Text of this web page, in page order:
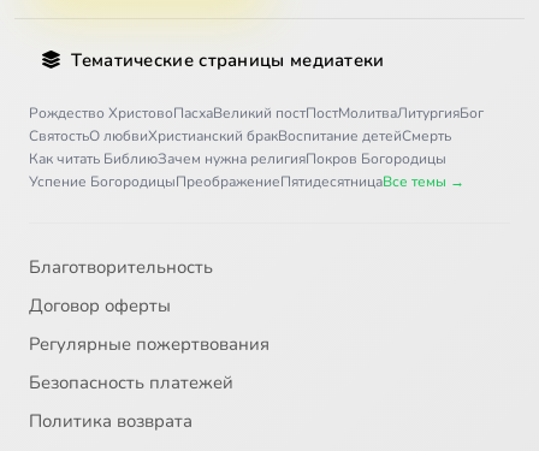
Тематические страницы медиатеки
Рождество ХристовоПасхаВеликий постПостМолитваЛитургияБог
СвятостьО любвиХристианский бракВоспитание детейСмерть
Как читать БиблиюЗачем нужна религияПокров Богородицы
Успение БогородицыПреображениеПятидесятницаВсе темы →
Благотворительность
Договор оферты
Регулярные пожертвования
Безопасность платежей
Политика возврата